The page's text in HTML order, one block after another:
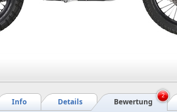
Bewertung
Details
Info
2